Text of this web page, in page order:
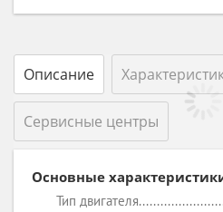
Описание
Сервисные центры
Основные
Тип двигателя